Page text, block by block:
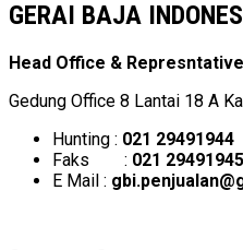
GERAI BAJA
Head Office &
Gedung Office 8 Lantai 18 A
Hunting : 021 29491944
Faks : 021 29491945
E Mail :